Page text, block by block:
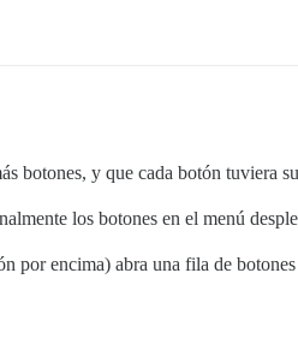
botones, y que cada botón tuviera
los botones en el menú
por encima) abra una fila de